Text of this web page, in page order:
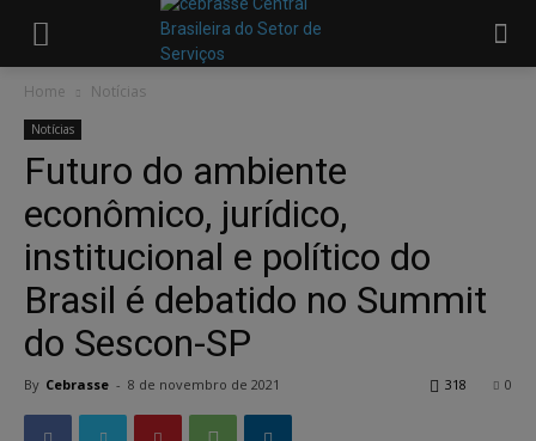
Home Notícias
Notícias
Futuro do ambiente
econômico, jurídico,
institucional e político do
Brasil é debatido no Summit
do Sescon-SP
By Cebrasse - 8 de novembro de 2021 0
318